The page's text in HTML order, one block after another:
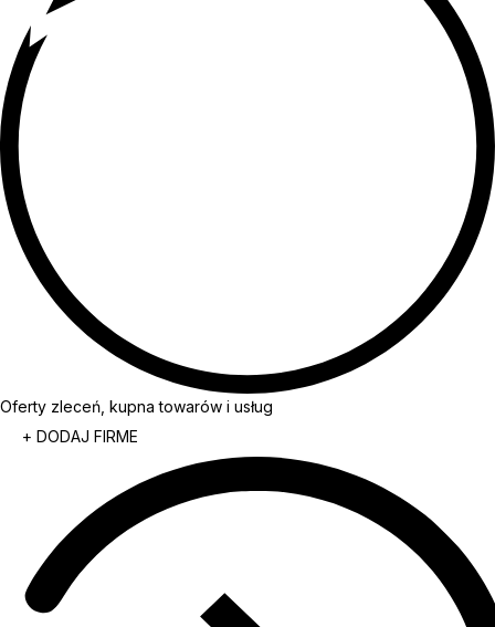
Oferty zleceń, kupna towarów i usług
+ DODAJ FIRME